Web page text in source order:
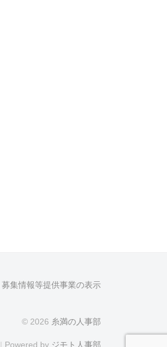
募集情報等提供事業の表示
© 2026 糸満の人事部
| Powered by ジモト人事部